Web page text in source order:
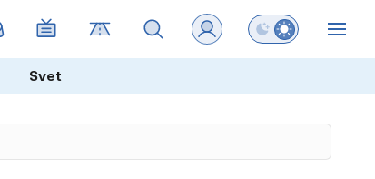
Preklopi barvni
Svet